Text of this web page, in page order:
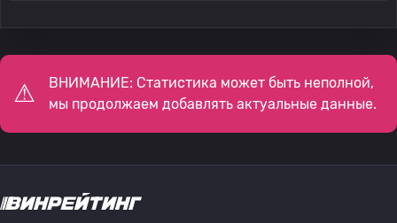
ВНИМАНИЕ: Статистика может быть неполной,
мы продолжаем добавлять актуальные данные.